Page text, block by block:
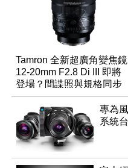
Tamron 全新超廣角變焦鏡
12-20mm F2.8 Di III 即將
登場？間諜照與規格同步
流出
專為
系統